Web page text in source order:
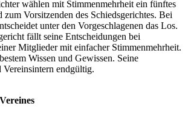
wählen mit Stimmenmehrheit ein fünftes
Vorsitzenden des Schiedsgerichtes. Bei
unter den Vorgeschlagenen das Los.
fällt seine Entscheidungen bei
Mitglieder mit einfacher Stimmenmehrheit.
Wissen und Gewissen. Seine
Vereinsintern endgültig.